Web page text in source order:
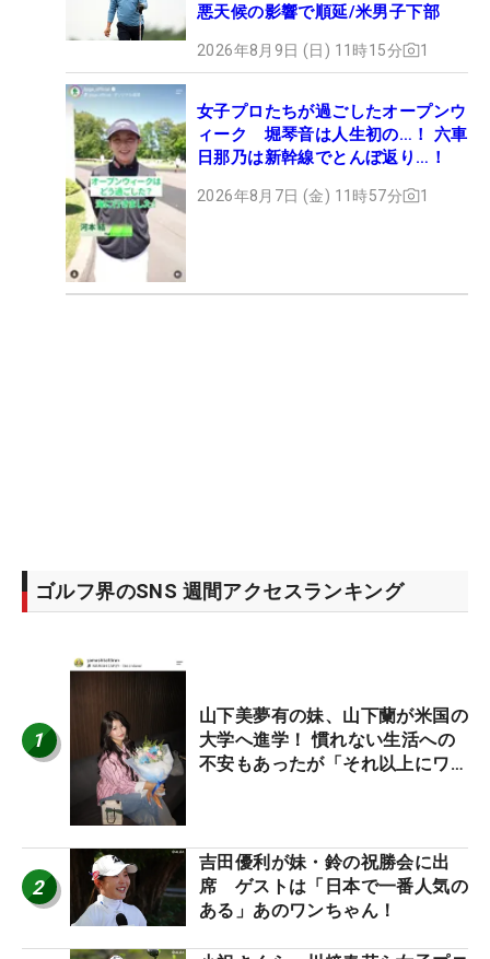
悪天候の影響で順延/米男子下部
2026年8月9日 (日) 11時15分 1
女子プロたちが過ごしたオープンウ
ィーク 堀琴音は人生初の…！ 六車
日那乃は新幹線でとんぼ返り…！
2026年8月7日 (金) 11時57分 1
ゴルフ界のSNS 週間アクセスランキング
1
山下美夢有の妹、山下蘭が米国の
大学へ進学！ 慣れない生活への
不安もあったが「それ以上にワク
2
吉田優利が妹・鈴の祝勝会に出
席 ゲストは「日本で一番人気の
ある」あのワンちゃん！